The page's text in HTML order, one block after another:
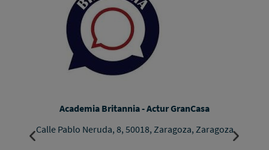
Academia Britannia - Actur GranCasa
Calle Pablo Neruda, 8, 50018, Zaragoza, Zaragoza